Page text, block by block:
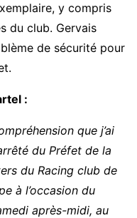
y compris
du club. Gervais
de sécurité pour
:
que j’ai
du Préfet de la
du Racing club de
à l’occasion du
après-midi, au